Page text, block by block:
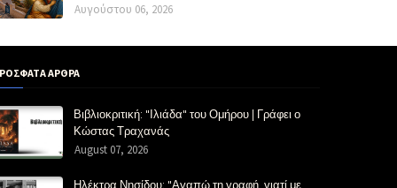
Αυγούστου 06, 2026
ΑΡΘΡΑ
Βιβλιοκριτική: "Ιλιάδα" του Ομήρου | Γράφει ο
Κώστας Τραχανάς
August 07, 2026
Ηλέκτρα Νησίδου: "Αγαπώ τη γραφή, γιατί με